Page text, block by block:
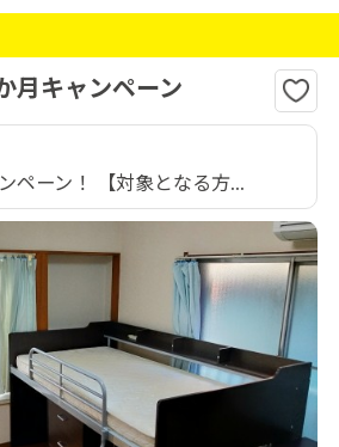
月キャンペーン
ペーン！ 【対象となる方...